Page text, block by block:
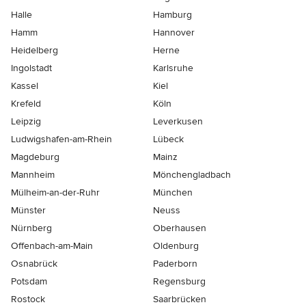
Halle
Hamburg
Hamm
Hannover
Heidelberg
Herne
Ingolstadt
Karlsruhe
Kassel
Kiel
Krefeld
Köln
Leipzig
Leverkusen
Ludwigshafen-am-Rhein
Lübeck
Magdeburg
Mainz
Mannheim
Mönchen­gladbach
Mülheim-an-der-Ruhr
München
Münster
Neuss
Nürnberg
Oberhausen
Offenbach-am-Main
Oldenburg
Osnabrück
Paderborn
Potsdam
Regensburg
Rostock
Saarbrücken